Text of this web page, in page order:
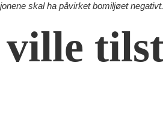
skal ha påvirket bomiljøet negativt.
ville